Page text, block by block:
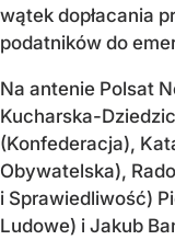
wątek dopłacania
podatników do
Na antenie Polsat
Kucharska-
(Konfederacja),
Obywatelska),
i Sprawiedliwość)
Ludowe) i Jakub